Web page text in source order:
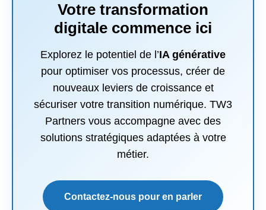
Votre transformation
digitale commence ici
Explorez le potentiel de l’IA générative
pour optimiser vos processus, créer de
nouveaux leviers de croissance et
sécuriser votre transition numérique. TW3
Partners vous accompagne avec des
solutions stratégiques adaptées à votre
métier.
Contactez-nous pour en parler